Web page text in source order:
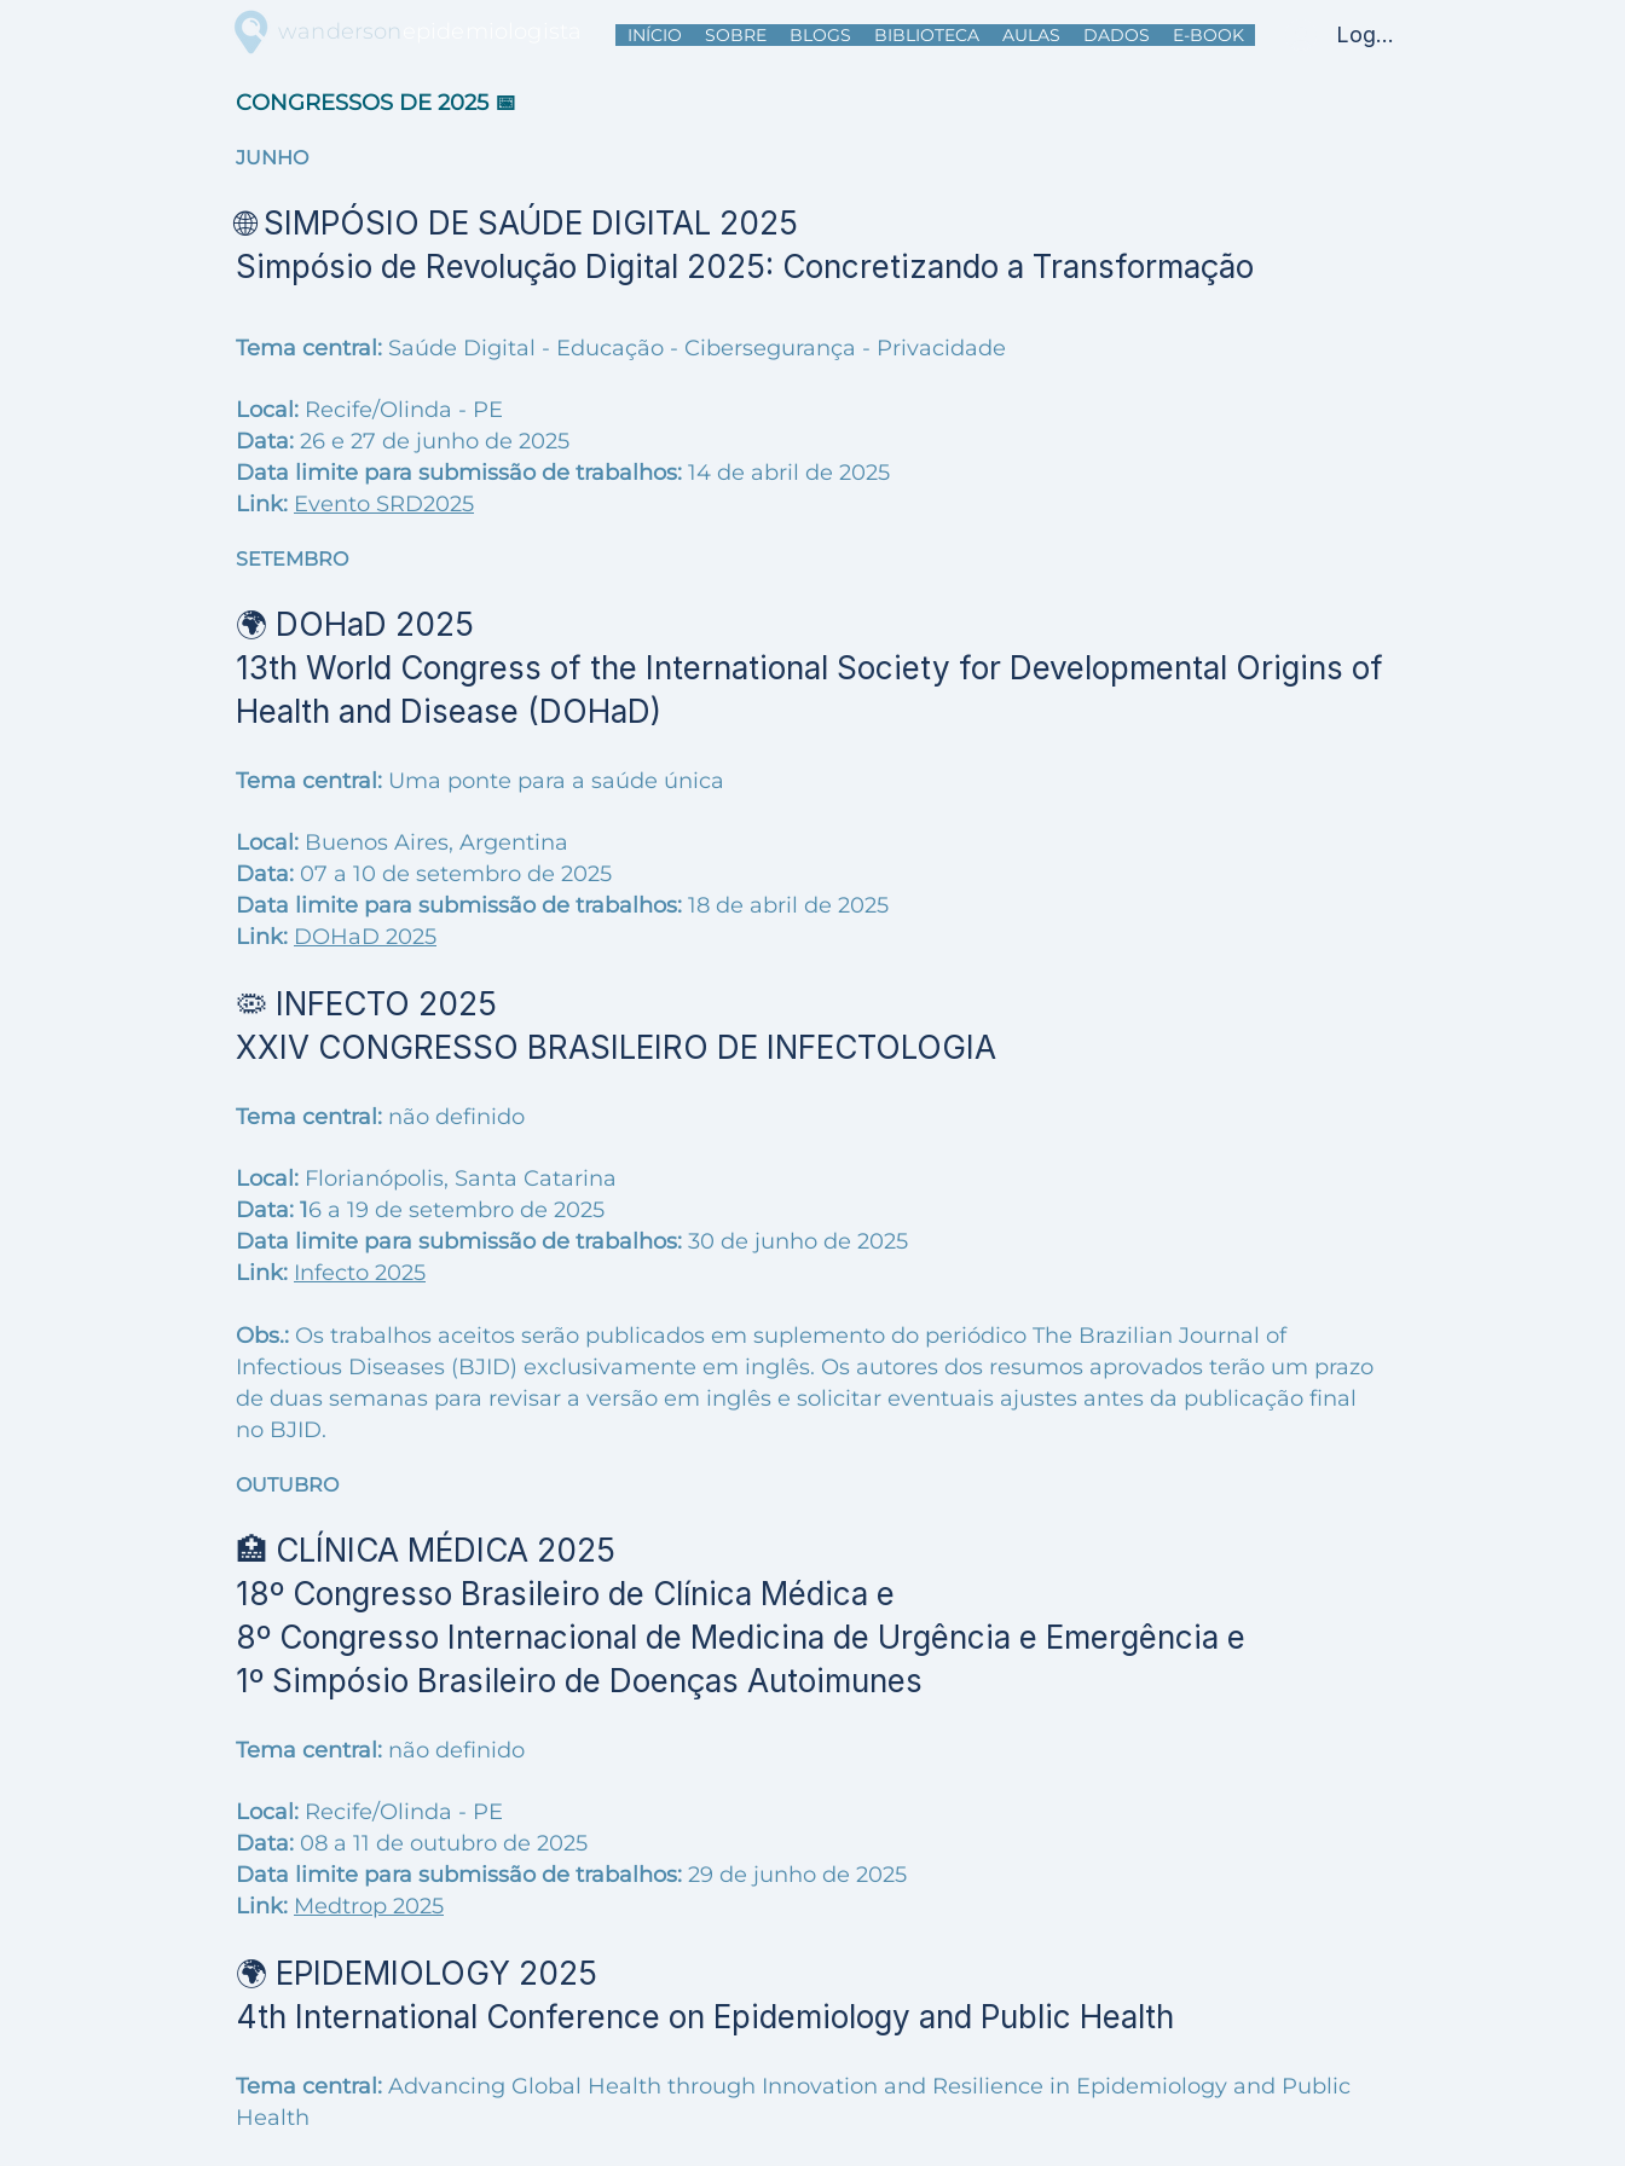
wanderson INÍCIO SOBRE BLOGS BIBLIOTECA AULAS DADOS E-BOOK Log In
CONGRESSOS DE 2025 📅
JUNHO
🌐 SIMPÓSIO DE SAÚDE DIGITAL 2025
Simpósio de Revolução Digital 2025: Concretizando a Transformação
Tema central: Saúde Digital - Educação - Cibersegurança - Privacidade
Local: Recife/Olinda - PE
Data: 26 e 27 de junho de 2025
Data limite para submissão de trabalhos: 14 de abril de 2025
Link: Evento SRD2025
SETEMBRO
🌍 DOHaD 2025
13th World Congress of the International Society for Developmental Origins of
Health and Disease (DOHaD)
Tema central: Uma ponte para a saúde única
Local: Buenos Aires, Argentina
Data: 07 a 10 de setembro de 2025
Data limite para submissão de trabalhos: 18 de abril de 2025
Link: DOHaD 2025
🦠 INFECTO 2025
XXIV CONGRESSO BRASILEIRO DE INFECTOLOGIA
Tema central: não definido
Local: Florianópolis, Santa Catarina
Data: 16 a 19 de setembro de 2025
Data limite para submissão de trabalhos: 30 de junho de 2025
Link: Infecto 2025
Obs.: Os trabalhos aceitos serão publicados em suplemento do periódico The Brazilian Journal of
Infectious Diseases (BJID) exclusivamente em inglês. Os autores dos resumos aprovados terão um prazo
de duas semanas para revisar a versão em inglês e solicitar eventuais ajustes antes da publicação final
no BJID.
OUTUBRO
🏥 CLÍNICA MÉDICA 2025
18º Congresso Brasileiro de Clínica Médica e
8º Congresso Internacional de Medicina de Urgência e Emergência e
1º Simpósio Brasileiro de Doenças Autoimunes
Tema central: não definido
Local: Recife/Olinda - PE
Data: 08 a 11 de outubro de 2025
Data limite para submissão de trabalhos: 29 de junho de 2025
Link: Medtrop 2025
🌍 EPIDEMIOLOGY 2025
4th International Conference on Epidemiology and Public Health
Tema central: Advancing Global Health through Innovation and Resilience in Epidemiology and Public
Health